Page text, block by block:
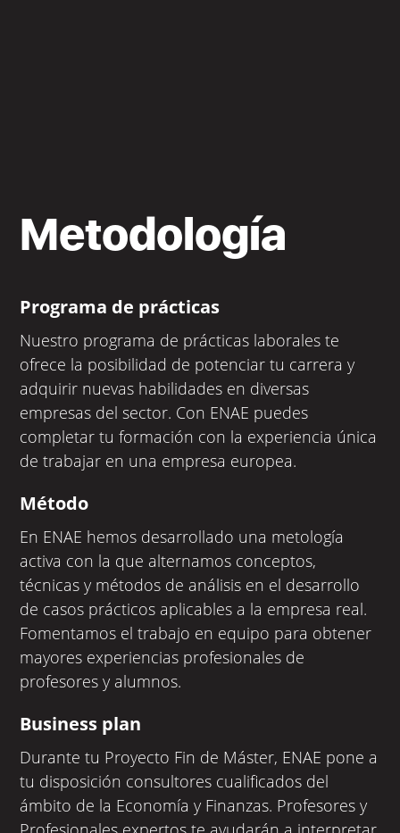
Metodología
Programa de prácticas
Nuestro programa de prácticas laborales te
ofrece la posibilidad de potenciar tu carrera y
adquirir nuevas habilidades en diversas
empresas del sector. Con ENAE puedes
completar tu formación con la experiencia única
de trabajar en una empresa europea.
Método
En ENAE hemos desarrollado una metología
activa con la que alternamos conceptos,
técnicas y métodos de análisis en el desarrollo
de casos prácticos aplicables a la empresa real.
Fomentamos el trabajo en equipo para obtener
mayores experiencias profesionales de
profesores y alumnos.
Business plan
Durante tu Proyecto Fin de Máster, ENAE pone a
tu disposición consultores cualificados del
ámbito de la Economía y Finanzas. Profesores y